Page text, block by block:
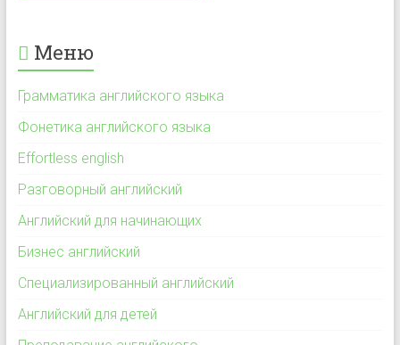
Меню
Грамматика английского языка
Фонетика английского языка
Effortless english
Разговорный английский
Английский для начинающих
Бизнес английский
Специализированный английский
Английский для детей